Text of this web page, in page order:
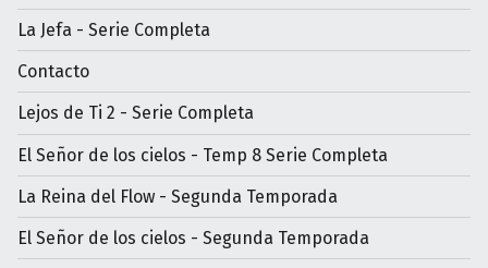
La Jefa - Serie Completa
Contacto
Lejos de Ti 2 - Serie Completa
El Señor de los cielos - Temp 8 Serie Completa
La Reina del Flow - Segunda Temporada
El Señor de los cielos - Segunda Temporada